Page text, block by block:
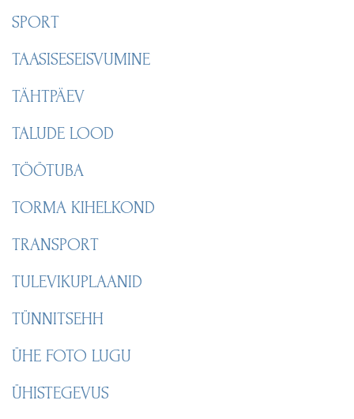
SPORT
TAASISESEISVUMINE
TÄHTPÄEV
TALUDE LOOD
TÖÖTUBA
TORMA KIHELKOND
TRANSPORT
TULEVIKUPLAANID
TÜNNITSEHH
ÜHE FOTO LUGU
ÜHISTEGEVUS